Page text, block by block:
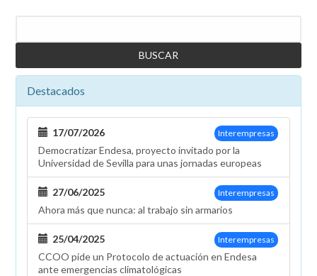
ante
situaciones
de
Destacados
Interempresas
17/07/2026
Democratizar Endesa, proyecto invitado por la
Universidad de Sevilla para unas jornadas europeas
Interempresas
27/06/2025
Ahora más que nunca: al trabajo sin armarios
Interempresas
25/04/2025
CCOO pide un Protocolo de actuación en Endesa
ante emergencias climatológicas